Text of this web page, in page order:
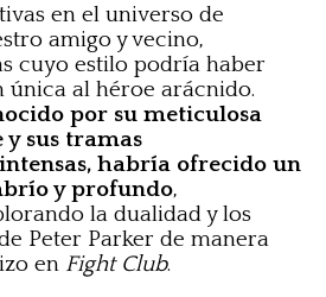
en el universo de
amigo y vecino,
cuyo estilo podría haber
única al héroe arácnido.
por su meticulosa
sus tramas
habría ofrecido un
y profundo,
la dualidad y los
Peter Parker de manera
en Fight Club.